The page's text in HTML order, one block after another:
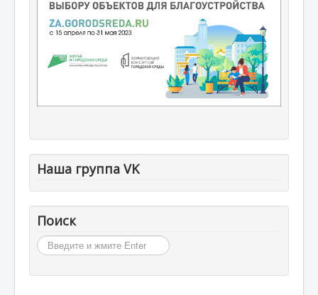
Наша группа VK
Поиск
Искать...